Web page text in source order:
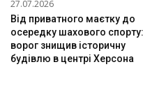
27.07.2026
Від приватного маєтку до
осередку шахового спорту:
ворог знищив історичну
будівлю в центрі Херсона